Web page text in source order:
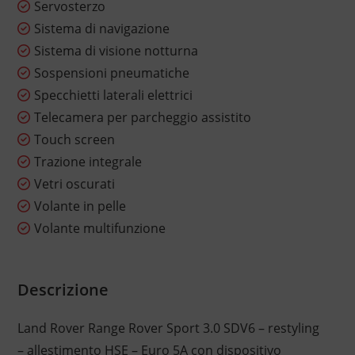
Servosterzo
Sistema di navigazione
Sistema di visione notturna
Sospensioni pneumatiche
Specchietti laterali elettrici
Telecamera per parcheggio assistito
Touch screen
Trazione integrale
Vetri oscurati
Volante in pelle
Volante multifunzione
Descrizione
Land Rover Range Rover Sport 3.0 SDV6 – restyling
– allestimento HSE – Euro 5A con dispositivo